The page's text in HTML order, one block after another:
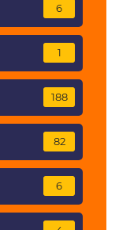
6
1
188
82
6